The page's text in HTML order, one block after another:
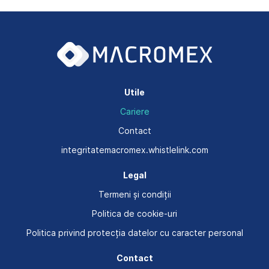
Utile
Cariere
Contact
integritatemacromex.whistlelink.com
Legal
Termeni și condiții
Politica de cookie-uri
Politica privind protecția datelor cu caracter personal
Contact